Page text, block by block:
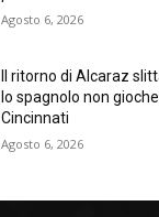
Agosto 6, 2026
Il ritorno di Alcaraz
lo spagnolo non
Cincinnati
Agosto 6, 2026